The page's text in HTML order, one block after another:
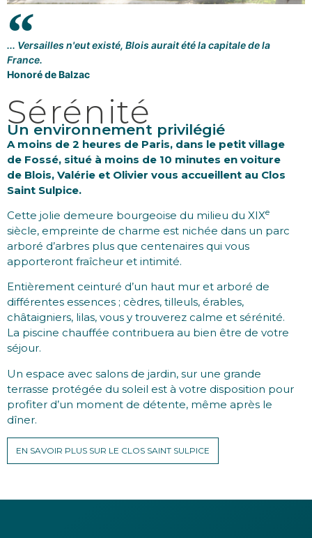
... Versailles n'eut existé, Blois aurait été la capitale de la
France.
Honoré de Balzac
Sérénité
Un environnement privilégié
A moins de 2 heures de Paris, dans le petit village
de Fossé, situé à moins de 10 minutes en voiture
de Blois, Valérie et Olivier vous accueillent au Clos
Saint Sulpice.
Cette jolie demeure bourgeoise du milieu du XIXe
siècle, empreinte de charme est nichée dans un parc
arboré d’arbres plus que centenaires qui vous
apporteront fraîcheur et intimité.
Entièrement ceinturé d’un haut mur et arboré de
différentes essences ; cèdres, tilleuls, érables,
châtaigniers, lilas, vous y trouverez calme et sérénité.
La piscine chauffée contribuera au bien être de votre
séjour.
Un espace avec salons de jardin, sur une grande
terrasse protégée du soleil est à votre disposition pour
profiter d’un moment de détente, même après le
dîner.
EN SAVOIR PLUS SUR LE CLOS SAINT SULPICE